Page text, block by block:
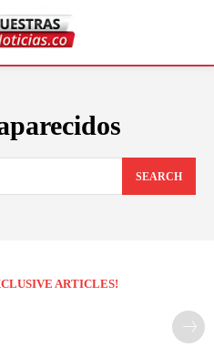
SEARCH
ARTICLES!